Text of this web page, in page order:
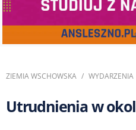
ZIEMIA WSCHOWSKA WYDARZENIA
Utrudnienia w